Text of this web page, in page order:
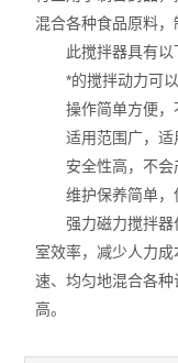
电动搅拌器
水热合成反应
电加热板
超声波清洗器
紫外分析仪
玻璃仪器烘干器
混合各种食品原料，
此搅拌器具有以
*的搅拌动力可以
操作简单方便，
适用范围广，适
安全性高，不会
维护保养简单，
强力磁力搅拌器
室效率，减少人力
速、均匀地混合各
高。